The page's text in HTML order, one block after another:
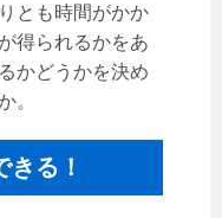
とも時間がかか
得られるかをあ
かどうかを決め
。
る！